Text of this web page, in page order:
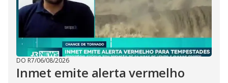
DO R7/06/08/2026
Inmet emite alerta vermelho